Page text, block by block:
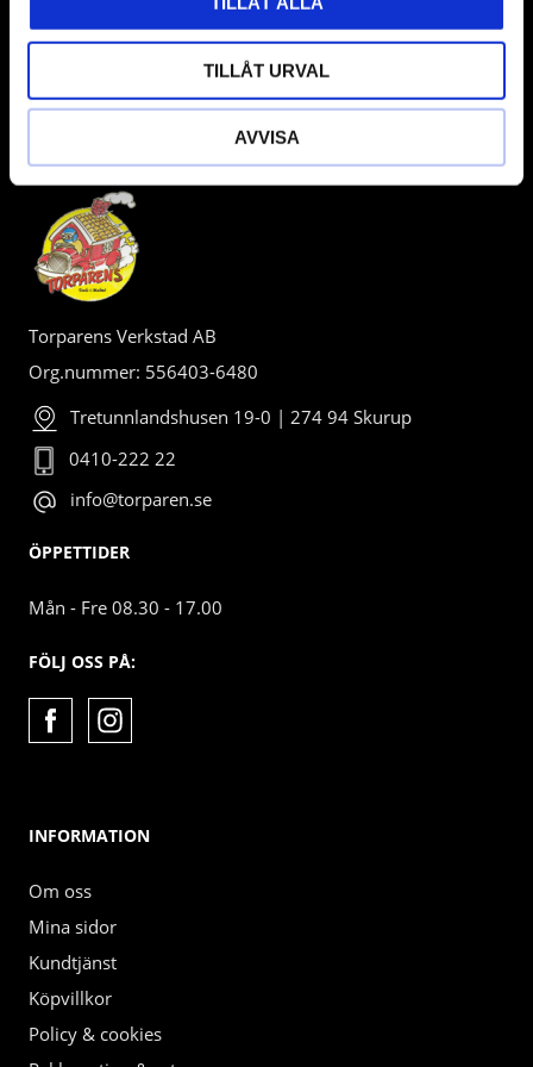
TILLÅT URVAL
AVVISA
Torparens Verkstad AB
Org.nummer: 556403-6480
Tretunnlandshusen 19-0 | 274 94 Skurup
0410-222 22
info@torparen.se
ÖPPETTIDER
Mån - Fre 08.30 - 17.00
FÖLJ OSS PÅ:
INFORMATION
Om oss
Mina sidor
Kundtjänst
Köpvillkor
Policy & cookies